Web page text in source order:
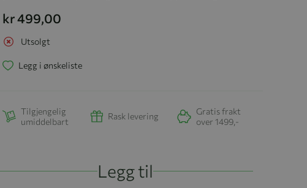
kr 499,00
Utsolgt
Legg i ønskeliste
Tilgjengelig
umiddelbart
Rask levering
Gratis frakt
over 1499,-
Legg til